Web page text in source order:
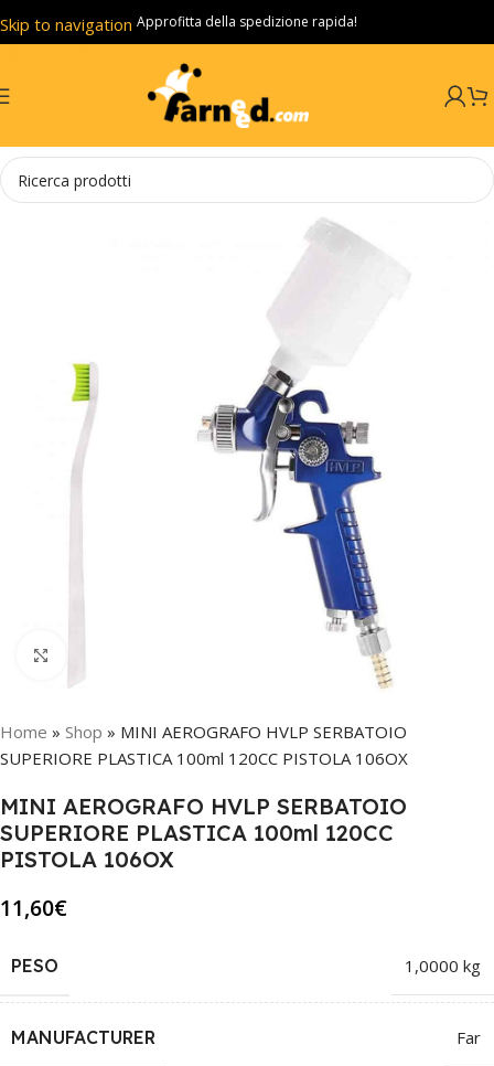
Skip to navigation
Skip to main content
Approfitta della spedizione rapida!
Home » Shop » MINI AEROGRAFO HVLP SERBATOIO
SUPERIORE PLASTICA 100ml 120CC PISTOLA 106OX
MINI AEROGRAFO HVLP SERBATOIO
SUPERIORE PLASTICA 100ml 120CC
PISTOLA 106OX
11,60€
PESO 1,0000 kg
MANUFACTURER Far